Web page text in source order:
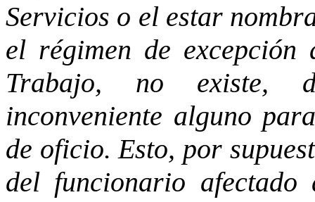
Servicios o el estar
el régimen de
Trabajo, no existe,
inconveniente alguno
de oficio. Esto, por
del funcionario